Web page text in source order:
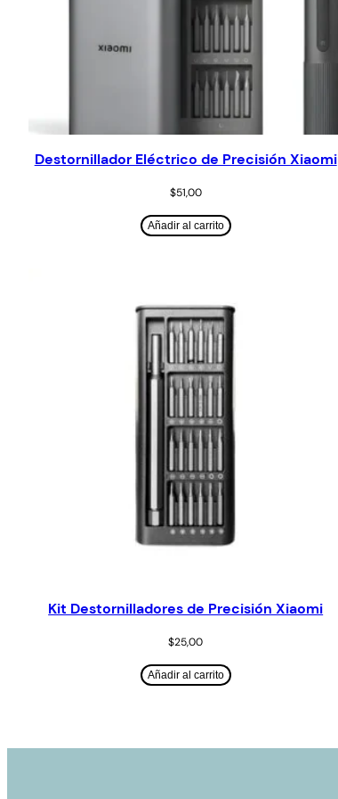
Destornillador Eléctrico de Precisión Xiaomi
$51,00
Añadir al carrito
Kit Destornilladores de Precisión Xiaomi
$25,00
Añadir al carrito